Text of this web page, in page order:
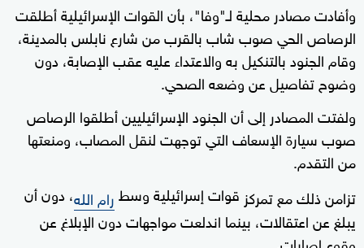
وأفادت مصادر محلية لـ"وفا"، بأن القوات الإسرائيلية أطلقت
الرصاص الحي صوب شاب بالقرب من شارع نابلس بالمدينة،
وقام الجنود بالتنكيل به والاعتداء عليه عقب الإصابة، دون
وضوح تفاصيل عن وضعه الصحي.
ولفتت المصادر إلى أن الجنود الإسرائيليين أطلقوا الرصاص
صوب سيارة الإسعاف التي توجهت لنقل المصاب، ومنعتها
من التقدم.
تزامن ذلك مع تمركز قوات إسرائيلية وسطرام الله، دون أن
يبلغ عن اعتقالات، بينما اندلعت مواجهات دون الإبلاغ عن
وقوع إصابات.